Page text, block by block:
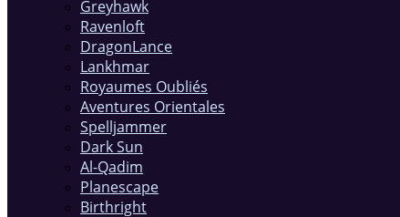
Greyhawk
Ravenloft
DragonLance
Lankhmar
Royaumes Oubliés
Aventures Orientales
Spelljammer
Dark Sun
Al-Qadim
Planescape
Birthright